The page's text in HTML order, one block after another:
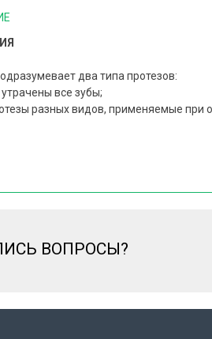
два типа протезов:
все зубы;
разных видов, применяемые при
ВОПРОСЫ?